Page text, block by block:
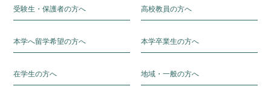
受験生・保護者の方へ 高校教員の方へ
本学へ留学希望の方へ 本学卒業生の方へ
在学生の方へ 地域・一般の方へ